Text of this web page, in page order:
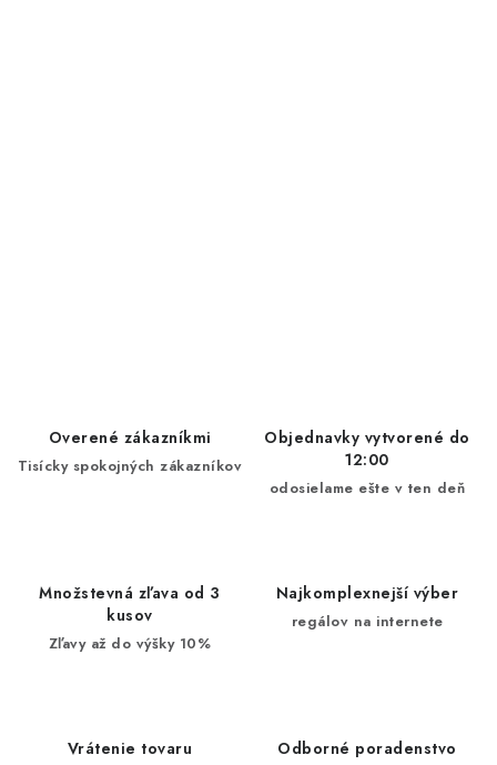
Overené zákazníkmi
Tisícky spokojných zákazníkov
Objednavky vytvorené do
12:00
odosielame ešte v ten deň
Množstevná zľava od 3
kusov
Zľavy až do výšky 10%
Najkomplexnejší výber
regálov na internete
Vrátenie tovaru Odborné poradenstvo